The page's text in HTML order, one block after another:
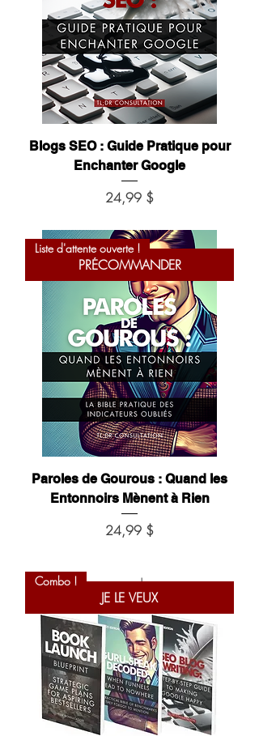
Blogs SEO : Guide Pratique pour
Enchanter Google
Prix
24,99 $
PRÉCOMMANDER
Liste d'attente ouverte !
Paroles de Gourous : Quand les
Entonnoirs Mènent à Rien
Prix
24,99 $
JE LE VEUX
Combo !